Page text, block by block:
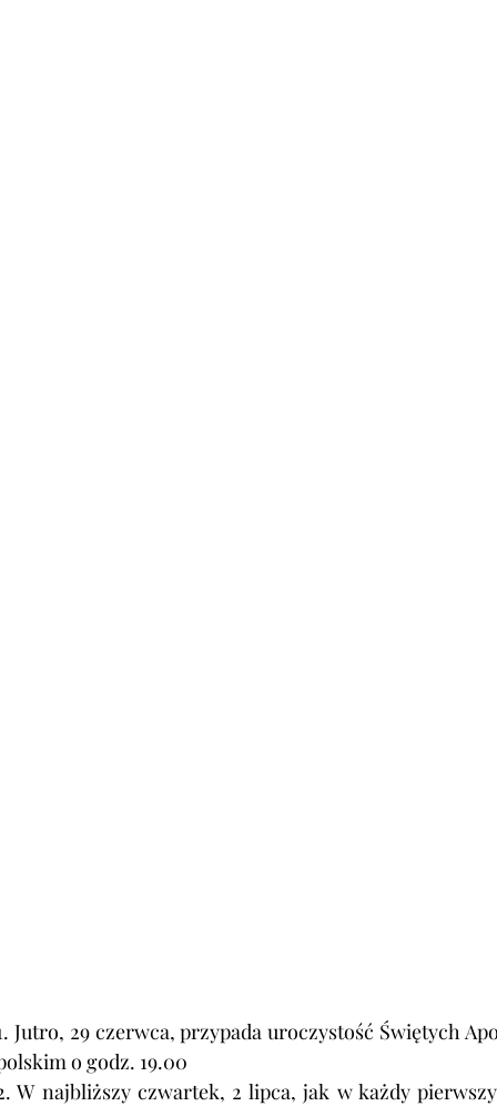
Jutro, 29 czerwca, przypada uroczystość Świętych
o godz. 19.00
W najbliższy czwartek, 2 lipca, jak w każdy